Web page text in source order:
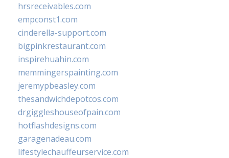
hrsreceivables.com
empconst1.com
cinderella-support.com
bigpinkrestaurant.com
inspirehuahin.com
memmingerspainting.com
jeremypbeasley.com
thesandwichdepotcos.com
drgiggleshouseofpain.com
hotflashdesigns.com
garagenadeau.com
lifestylechauffeurservice.com